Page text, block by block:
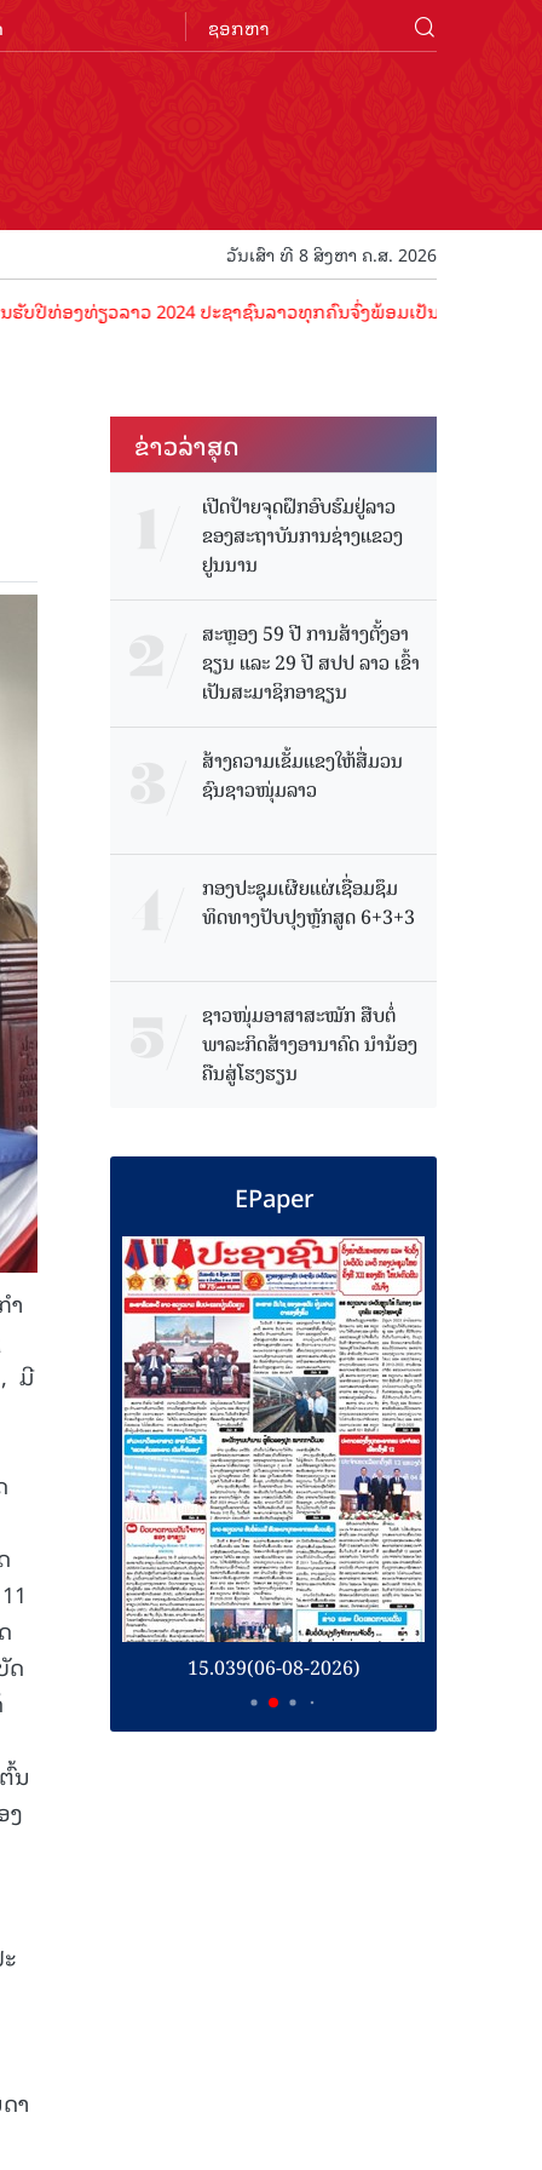
ວັນເສົາ ທີ 8 ສິງຫາ ຄ.ສ. 2026
ທ່ຽວລາວ 2024 ປະຊາຊົນລາວທຸກຄົນຈົ່ງພ້ອມເປັນເຈົ້າພາບທີ່ດີ ຕ້ອນຮັ
ຳ
ມີ
ດ
ນ
ງ
າ
ຂ່າວ​ລ່າ​ສຸດ
ເປີດປ້າຍຈຸດຝຶກອົບຮົມຢູ່ລາວ
ຂອງສະຖາບັນການຊ່າງແຂວງ
ຢູນນານ
ສະຫຼອງ 59 ປີ ການສ້າງຕັ້ງອາ
ຊຽນ ແລະ 29 ປີ ສປປ ລາວ ເຂົ້າ
ເປັນສະມາຊິກອາຊຽນ
ສ້າງຄວາມເຂັ້ມແຂງໃຫ້ສື່ມວນ
ຊົນຊາວໜຸ່ມລາວ
ກອງປະຊຸມເຜີຍແຜ່ເຊື່ອມຊຶມ
ທິດທາງປັບປຸງຫຼັກສູດ 6+3+3
ຊາວໜຸ່ມອາສາສະໝັກ ສືບຕໍ່
ພາລະກິດສ້າງອານາຄົດ ນໍານ້ອງ
ຄືນສູ່ໂຮງຮຽນ
EPaper
15.039(06-08-2026)